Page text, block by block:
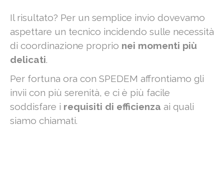
Il risultato? Per un semplice invio dovevamo
aspettare un tecnico incidendo sulle necessità
di coordinazione proprio nei momenti più
delicati.
Per fortuna ora con SPEDEM affrontiamo gli
invii con più serenità, e ci è più facile
soddisfare i requisiti di efficienza ai quali
siamo chiamati.